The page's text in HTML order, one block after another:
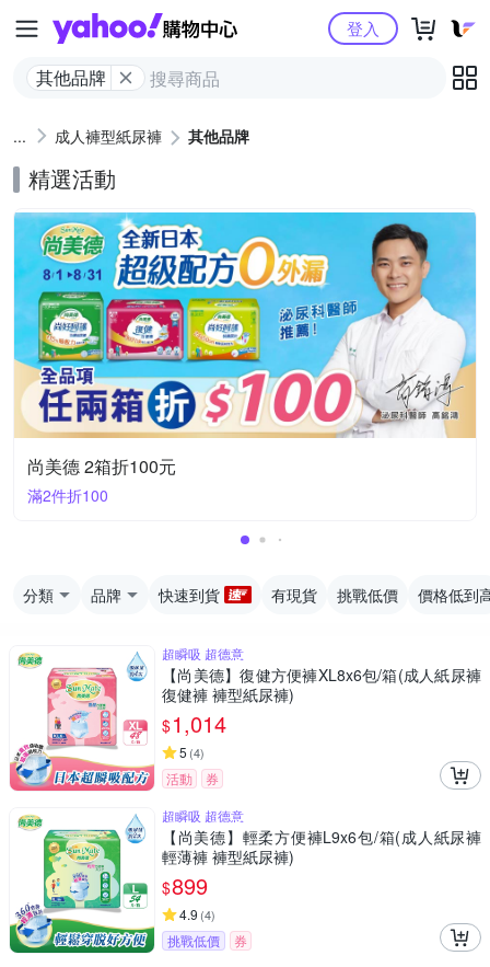
Yahoo購物中心
其他品牌
登入
成人褲型紙尿褲 其他品牌
精選活動
尚美德 2箱折100元
滿2件折100
分類 品牌 快速到貨 有現貨 挑戰低價 價格低到
超瞬吸 超德意
【尚美德】復健方便褲XL8x6包/箱(成人紙尿褲
復健褲 褲型紙尿褲)
$1,014
5 (4)
活動
券
超瞬吸 超德意
【尚美德】輕柔方便褲L9x6包/箱(成人紙尿褲
輕薄褲 褲型紙尿褲)
$899
4.9 (4)
挑戰低價
券